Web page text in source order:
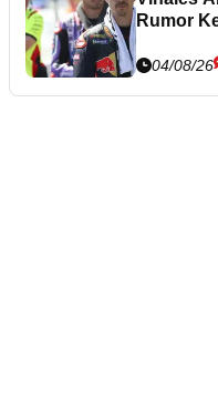
Rumor
04/08/26